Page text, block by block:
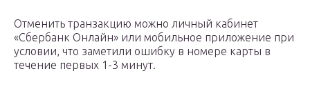
Отменить транзакцию можно личный кабинет
«Сбербанк Онлайн» или мобильное приложение при
условии, что заметили ошибку в номере карты в
течение первых 1-3 минут.